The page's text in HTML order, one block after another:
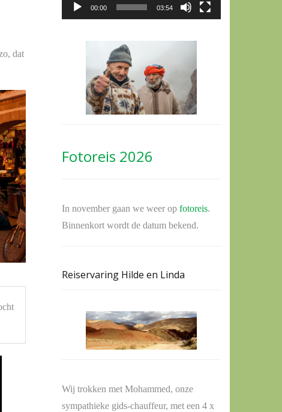
dat
00:00 03:54
Fotoreis 2026
In november gaan we weer op fotoreis.
Binnenkort wordt de datum bekend.
Reiservaring Hilde en Linda
Wij trokken met Mohammed, onze
sympathieke gids-chauffeur, met een 4 x